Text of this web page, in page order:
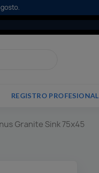
REGISTRO PROFESIONAL
Granite Sink 75x45